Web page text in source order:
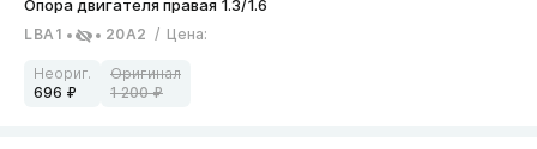
LBA1 20A2 / Цена:
696 1 200